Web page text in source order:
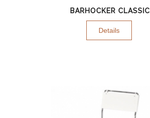
BARHOCKER CLASSIC
Details